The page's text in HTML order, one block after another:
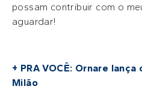
possam contribuir com o
aguardar!
+ PRA VOCÊ: Ornare
Milão